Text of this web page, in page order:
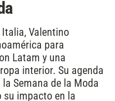
Valentino
para
Latam y una
interior. Su agenda
Semana de la Moda
su impacto en la